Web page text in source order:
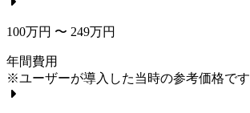
100万円 〜 249万円
年間費用
※ユーザーが導入した当時の参考価格です